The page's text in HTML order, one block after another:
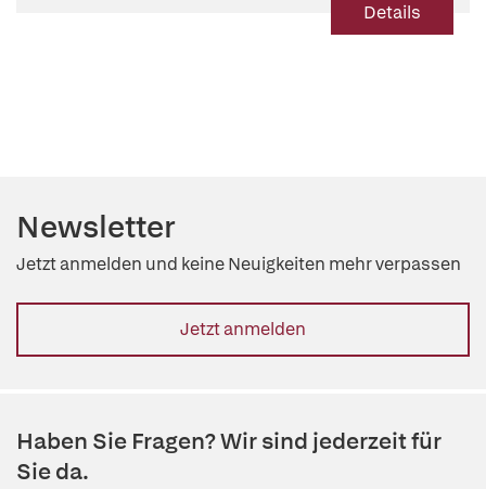
Details
Newsletter
Jetzt anmelden und keine Neuigkeiten mehr verpassen
Jetzt anmelden
Haben Sie Fragen? Wir sind jederzeit für
Sie da.